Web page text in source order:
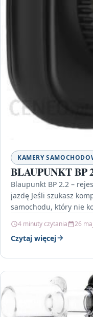
KAMERY
BLAUPUNKT BP
Blaupunkt BP 2.2 –
jazdę Jeśli szukasz
samochodu, który nie
4 minuty czytania 26
Czytaj więcej